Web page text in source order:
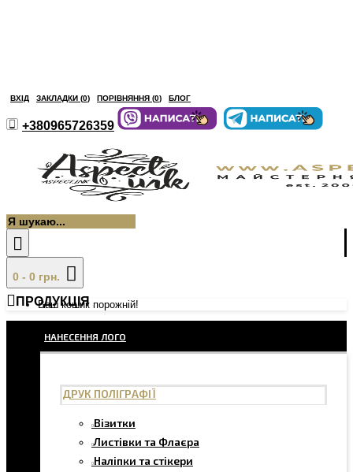
ВХІД ЗАКЛАДКИ (0) ПОРІВНЯННЯ (0) БЛОГ
+380965726359
0 - 0 грн.
Ваш кошик порожній!
ПРОДУКЦІЯ
НАНЕСЕННЯ ЛОГО
ДРУК ПОЛІГРАФІЇ
Візитки
Листівки та Флаєра
Наліпки та стікери